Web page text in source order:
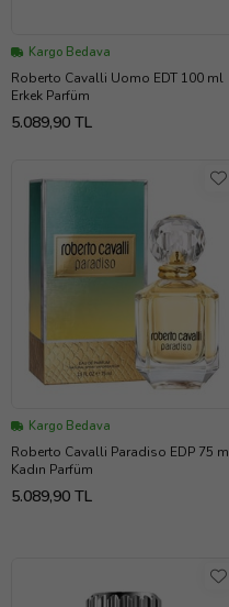
Kargo Bedava
Roberto Cavalli Uomo EDT 100 ml
Erkek Parfüm
5.089,90 TL
Kargo Bedava
Roberto Cavalli Paradiso EDP 75
Kadın Parfüm
5.089,90 TL